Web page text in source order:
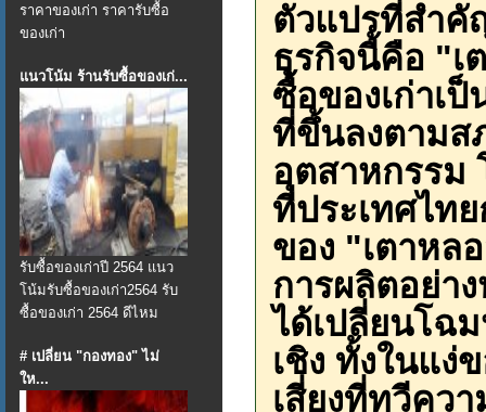
ราคาของเก่า ราคารับซื้อ
ของเก่า
แนวโน้ม ร้านรับซื้อของเก่...
รับซื้อของเก่าปี 2564 แนว
โน้มรับซื้อของเก่า2564 รับ
ซื้อของเก่า 2564 ดีไหม
# เปลี่ยน "กองทอง" ไม่
ให...
ตัวแปรที่สำ
ธุรกิจนี้คือ "เ
ซื้อของเก่าเ
ที่ขึ้นลงตามส
อุตสาหกรรม
ที่ประเทศไท
ของ "เตาหล
การผลิตอย่า
ได้เปลี่ยนโฉ
เชิง ทั้งในแง่
เสี่ยงที่ทวีคว